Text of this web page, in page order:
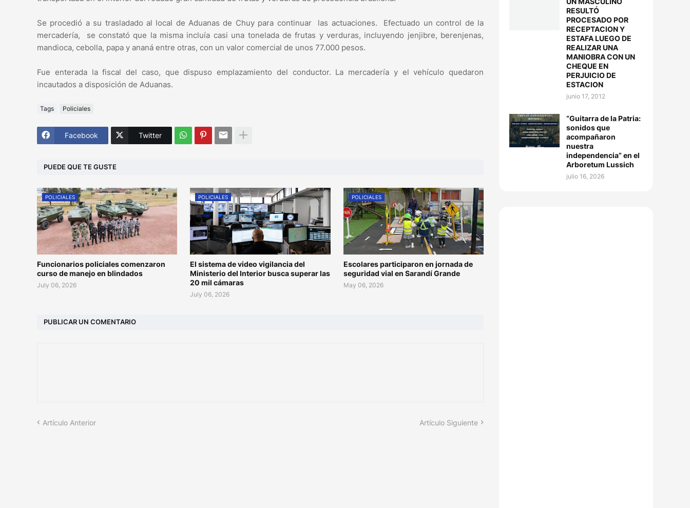
Se procedió a su trasladado al local de Aduanas de Chuy para continuar las actuaciones. Efectuado un control de la
mercadería, se constató que la misma incluía casi una tonelada de frutas y verduras, incluyendo jenjibre, berenjenas,
mandioca, cebolla, papa y ananá entre otras, con un valor comercial de unos 77.000 pesos.
Fue enterada la fiscal del caso, que dispuso emplazamiento del conductor. La mercadería y el vehículo quedaron
incautados a disposición de Aduanas.
Tags Policiales
Facebook Twitter
PUEDE QUE TE GUSTE
POLICIALES
Funcionarios policiales comenzaron
curso de manejo en blindados
July 06, 2026
POLICIALES
El sistema de video vigilancia del
Ministerio del Interior busca superar las
20 mil cámaras
July 06, 2026
POLICIALES
Escolares participaron en jornada de
seguridad vial en Sarandí Grande
May 06, 2026
PUBLICAR UN COMENTARIO
Artículo Anterior Artículo Siguiente
RESULTÓ
PROCESADO POR
RECEPTACION Y
ESTAFA LUEGO DE
REALIZAR UNA
MANIOBRA CON UN
CHEQUE EN
PERJUICIO DE
ESTACION
junio 17, 2012
“Guitarra de la Patria:
sonidos que
acompañaron
nuestra
independencia” en el
Arboretum Lussich
julio 16, 2026